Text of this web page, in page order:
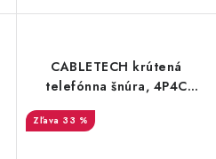
CABLETECH krútená
telefónna šnúra, 4P4C
7,5m, čierna
33 %